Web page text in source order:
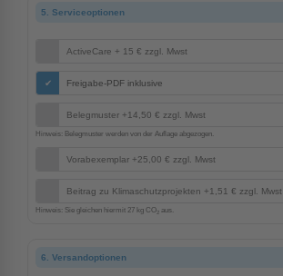
5. Serviceoptionen
ActiveCare + 15 € zzgl. Mwst
Freigabe-PDF inklusive
Belegmuster +14,50 € zzgl. Mwst
Hinweis: Belegmuster werden von der Auflage abgezogen.
Vorabexemplar +25,00 € zzgl. Mwst
Beitrag zu Klimaschutzprojekten +1,51 € zzgl. Mwst
Hinweis: Sie gleichen hiermit 27 kg CO2 aus.
6. Versandoptionen